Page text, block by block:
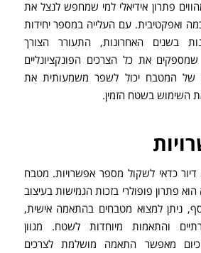
פתרון אידיאלי למי שמחפש לנצל את
ואפקטיבית. עם העלייה במספר יחידות
בשנים האחרונות, התעורר הצורך
את כל הצרכים הפונקציונליים
של המטבח יכול לשפר משמעותית את
השימוש בשטח הזמין.
כדאי לשקול מספר אפשרויות. מטבח
הוא פתרון פופולרי בזכות הגמישות בעיצוב
ניתן למצוא מטבחים בהתאמה אישית,
והתאמות מיוחדות לשטח. מגוון
כיום מאפשר התאמה מושלמת לצרכים